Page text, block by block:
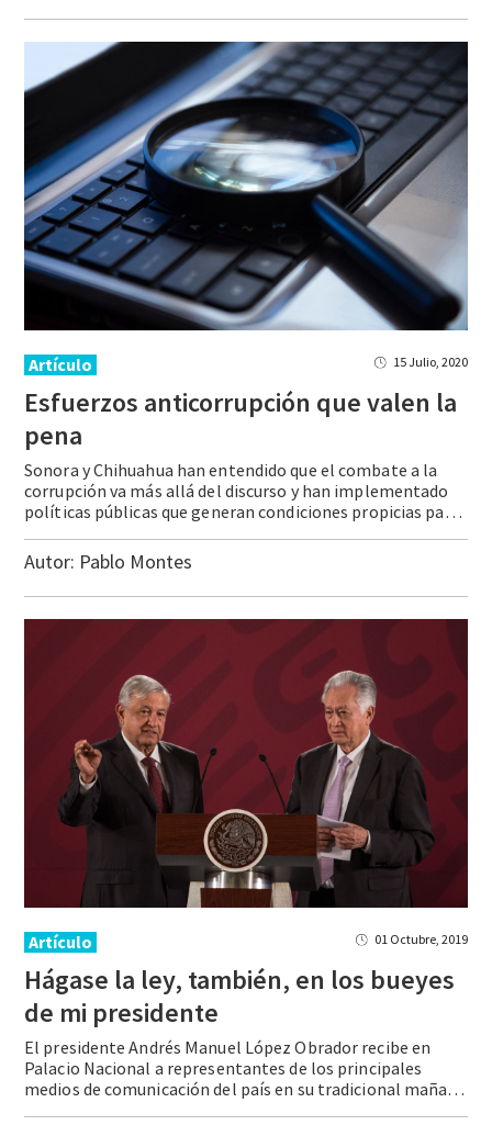
Artículo 15 Julio, 2020
Esfuerzos anticorrupción que valen la
pena
Sonora y Chihuahua han entendido que el combate a la
corrupción va más allá del discurso y han implementado
políticas públicas que generan condiciones propicias para la transparencia.
Autor: Pablo Montes
Artículo 01 Octubre, 2019
Hágase la ley, también, en los bueyes
de mi presidente
El presidente Andrés Manuel López Obrador recibe en
Palacio Nacional a representantes de los principales
medios de comunicación del país en su tradicional mañanera.